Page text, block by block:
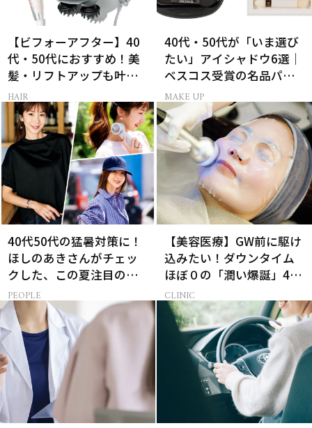
【ビフォーアフター】40
代・50代におすすめ！美
髪・リフトアップも叶う
最新ヘアケア家電3選
HAIR
40代・50代が「いま選び
たい」アイシャドウ6選｜
ベスコス受賞の名品パレ
ット＆単色アイカラー
MAKE UP
40代50代の猛暑対策に！
ほしのあきさんがチェッ
クした、この夏注目の暑
さ対策グッズ3選
PEOPLE
【美容医療】GW前に駆け
込みたい！ダウンタイム
ほぼ０の「潤い爆誕」4つ
のメニュー
CLINIC